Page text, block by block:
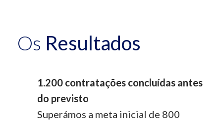
Os Resultados
1.200 contratações concluídas antes
do previsto
Superámos a meta inicial de 800